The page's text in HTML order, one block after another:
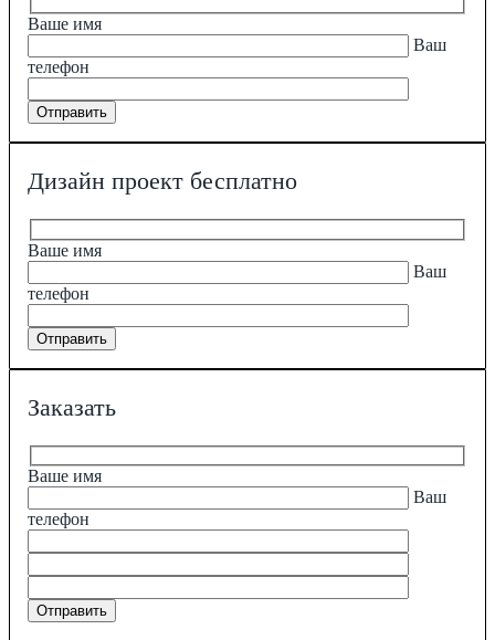
Ваше имя
Ваш
телефон
Дизайн проект бесплатно
Ваше имя
Ваш
телефон
Заказать
Ваше имя
Ваш
телефон